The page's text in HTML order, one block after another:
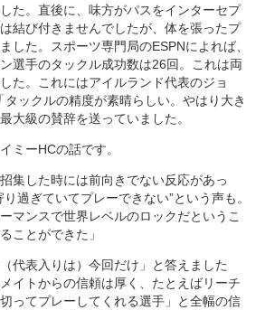
た。直後に、味方がパスをインターセプ
結び付きませんでしたが、体を張ったプ
した。スポーツ専門局のESPNによれば、
選手のタックル成功数は26回。これは両
た。これにはアイルランド代表のジョ
ックルの精度が素晴らしい。やはり大き
大級の賛辞を送っていました。
ミーHCの話です。
集した時には前向きでない反応があっ
過ぎていてプレーできない”という声も。
マンスで世界レベルのロックだというこ
ことができた」
代表入りは）今回だけ」と答えました
イトからの信頼は厚く、たとえばリーチ
ってプレーしてくれる選手」と全幅の信